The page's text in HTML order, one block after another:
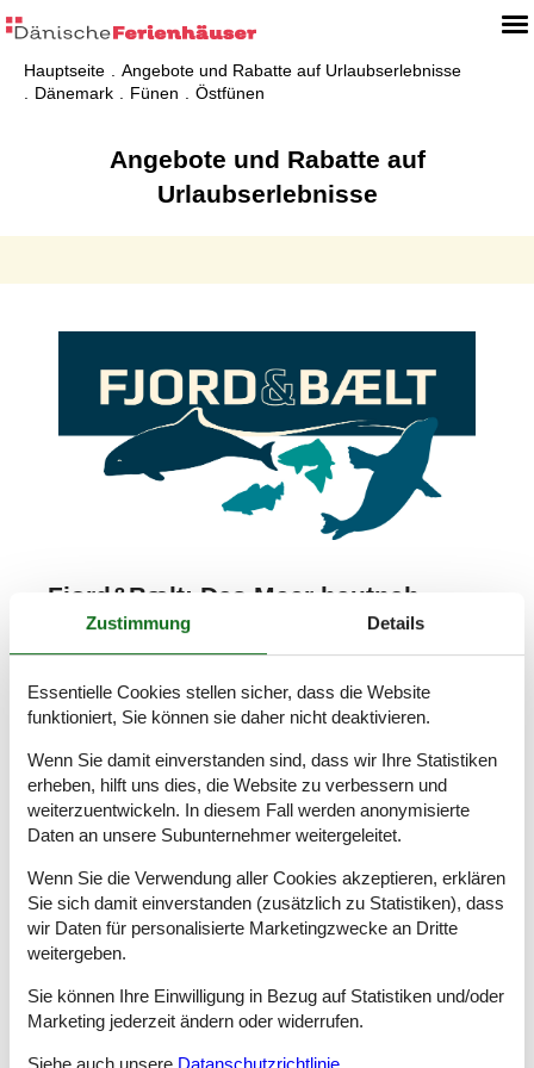
Hauptseite
Angebote und Rabatte auf Urlaubserlebnisse
Dänemark
Fünen Östfünen
Angebote und Rabatte auf
Urlaubserlebnisse
Fjord&Bælt: Das Meer hautnah
erleben
Wenn Sie ein Ferienhaus bei uns buchen, können
mit einem Rabatt von 20%
erwerben(Werbung).
Erleben Sie Dänemarks Nationalwal, den Schweinswal,
und den Otter Fie aus nächster Nähe und entdecken Sie
spannende interaktive Ausstellungen für die ganze
Familie. Freuen Sie sich auf den beliebten
Einblicke in die Welt unter der Wasseroberfläche. Das
Fjord&Bælt verbindet Natur, Forschung und Erlebnisse
auf ganz besondere Weise und ist ein ideales Ausflugsziel
für Familien auf Fünen!
Ferienhaus buchen und 20% Rabatt erhalten!
Zustimmung Details
Essentielle Cookies stellen sicher, dass die Website
funktioniert, Sie können sie daher nicht deaktivieren.
Wenn Sie damit einverstanden sind, dass wir Ihre Statistiken
erheben, hilft uns dies, die Website zu verbessern und
weiterzuentwickeln. In diesem Fall werden anonymisierte
Daten an unsere Subunternehmer weitergeleitet.
Wenn Sie die Verwendung aller Cookies akzeptieren, erklären
Sie sich damit einverstanden (zusätzlich zu Statistiken), dass
wir Daten für personalisierte Marketingzwecke an Dritte
weitergeben.
Sie können Ihre Einwilligung in Bezug auf Statistiken und/oder
Marketing jederzeit ändern oder widerrufen.